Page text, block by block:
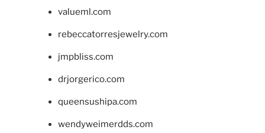
valueml.com
rebeccatorresjewelry.com
jmpbliss.com
drjorgerico.com
queensushipa.com
wendyweimerdds.com